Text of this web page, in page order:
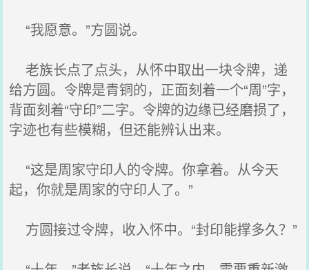
“我愿意。”方圆说。
老族长点了点头，从怀中取出一块令牌，递
给方圆。令牌是青铜的，正面刻着一个“周”字，
背面刻着“守印”二字。令牌的边缘已经磨损了，
字迹也有些模糊，但还能辨认出来。
“这是周家守印人的令牌。你拿着。从今天
起，你就是周家的守印人了。”
方圆接过令牌，收入怀中。“封印能撑多久？”